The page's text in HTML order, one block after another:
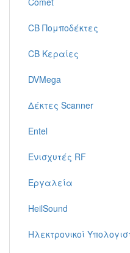
CB Πομποδέκτες
CB Κεραίες
DVMega
Δέκτες Scanner
Entel
Ενισχυτές RF
Εργαλεία
HeilSound
Ηλεκτρονικοί